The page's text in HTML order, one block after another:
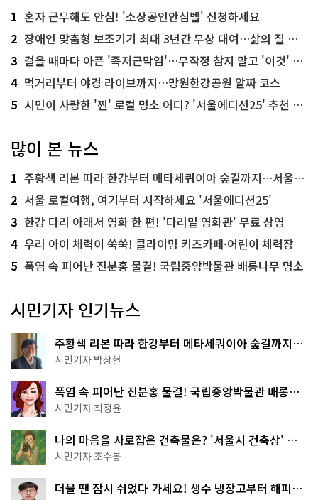
1 혼자 근무해도 안심! '소상공인안심벨' 신청하세요
2 장애인 맞춤형 보조기기 최대 3년간 무상 대여…삶의 질 높인다
3 걸을 때마다 아픈 '족저근막염'…무작정 참지 말고 '이것' 해보세요!
4 먹거리부터 야경 라이브까지…망원한강공원 알짜 코스
5 시민이 사랑한 '찐' 로컬 명소 어디? '서울에디션25' 추천 코스
많이 본 뉴스
1 주황색 리본 따라 한강부터 메타세쿼이아 숲길까지…서울둘레길 15코스
2 서울 로컬여행, 여기부터 시작하세요 '서울에디션25'
3 한강 다리 아래서 영화 한 편! '다리밑 영화관' 무료 상영
4 우리 아이 체력이 쑥쑥! 클라이밍 키즈카페·어린이 체력장
5 폭염 속 피어난 진분홍 물결! 국립중앙박물관 배롱나무 명소
시민기자 인기뉴스
주황색 리본 따라 한강부터 메타세쿼이아 숲길까지…
서울둘레길 15코스
시민기자 박상현
폭염 속 피어난 진분홍 물결! 국립중앙박물관 배롱나
무 명소
시민기자 최정윤
나의 마음을 사로잡은 건축물은? '서울시 건축상' 수
상작 공개!
시민기자 조수봉
더울 땐 잠시 쉬었다 가세요! 생수 냉장고부터 해피소